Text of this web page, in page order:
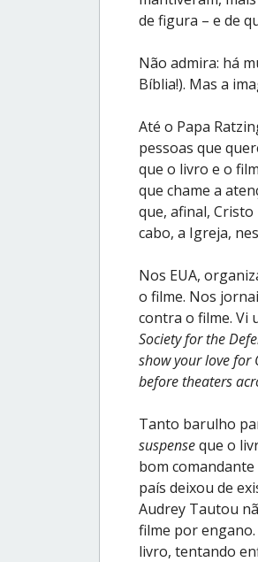
de figura – e de
Não admira: há
Bíblia!). Mas a
Até o Papa
pessoas que
que o livro e o
que chame a
que, afinal,
cabo, a Igreja,
Nos EUA,
o filme. Nos
contra o filme. Vi
Society for the
show your love for
before theaters
Tanto barulho
suspenseque o
bom
país deixou de
Audrey Tautou
filme por
livro, tentando